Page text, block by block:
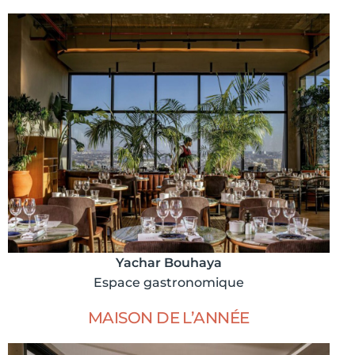
Yachar Bouhaya
Espace gastronomique
MAISON DE L’ANNÉE